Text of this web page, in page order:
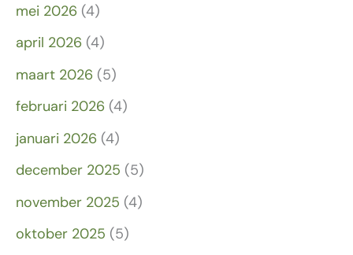
mei 2026 (4)
april 2026 (4)
maart 2026 (5)
februari 2026 (4)
januari 2026 (4)
december 2025 (5)
november 2025 (4)
oktober 2025 (5)